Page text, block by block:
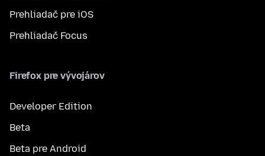
Prehliadač pre iOS
Prehliadač Focus
Firefox pre vývojárov
Developer Edition
Beta
Beta pre Android